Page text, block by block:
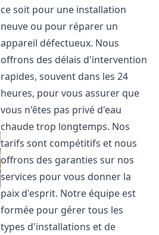
ce soit pour une installation
neuve ou pour réparer un
appareil défectueux. Nous
offrons des délais d'intervention
rapides, souvent dans les 24
heures, pour vous assurer que
vous n'êtes pas privé d'eau
chaude trop longtemps. Nos
tarifs sont compétitifs et nous
offrons des garanties sur nos
services pour vous donner la
paix d'esprit. Notre équipe est
formée pour gérer tous les
types d'installations et de